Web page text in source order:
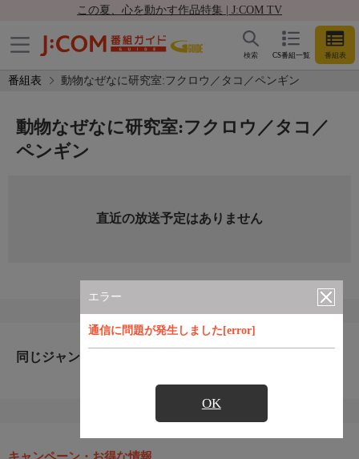
この夏、心を動かす作品特集 | J:COM TV
CS番組一覧 番組表
検索
番組表 動物なぜなに研究室:フクロウ／タコ／ペンギン
エラー
通信に問題が発生しました[error]
OK
動物なぜなに研究室:フクロウ／タコ／
ペンギン
直近の放送予定はありません
同じジャンルのおすすめ番組
キャンペーン・お得な情報